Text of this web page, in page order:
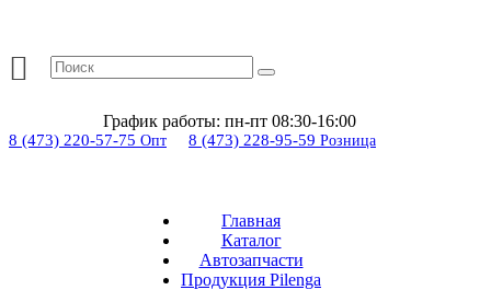
График работы: пн-пт 08:30-16:00
8 (473) 220-57-75 Опт 8 (473) 228-95-59 Розница
Главная
Каталог
Автозапчасти
Продукция Pilenga